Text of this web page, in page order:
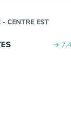
CENTRE EST
➔